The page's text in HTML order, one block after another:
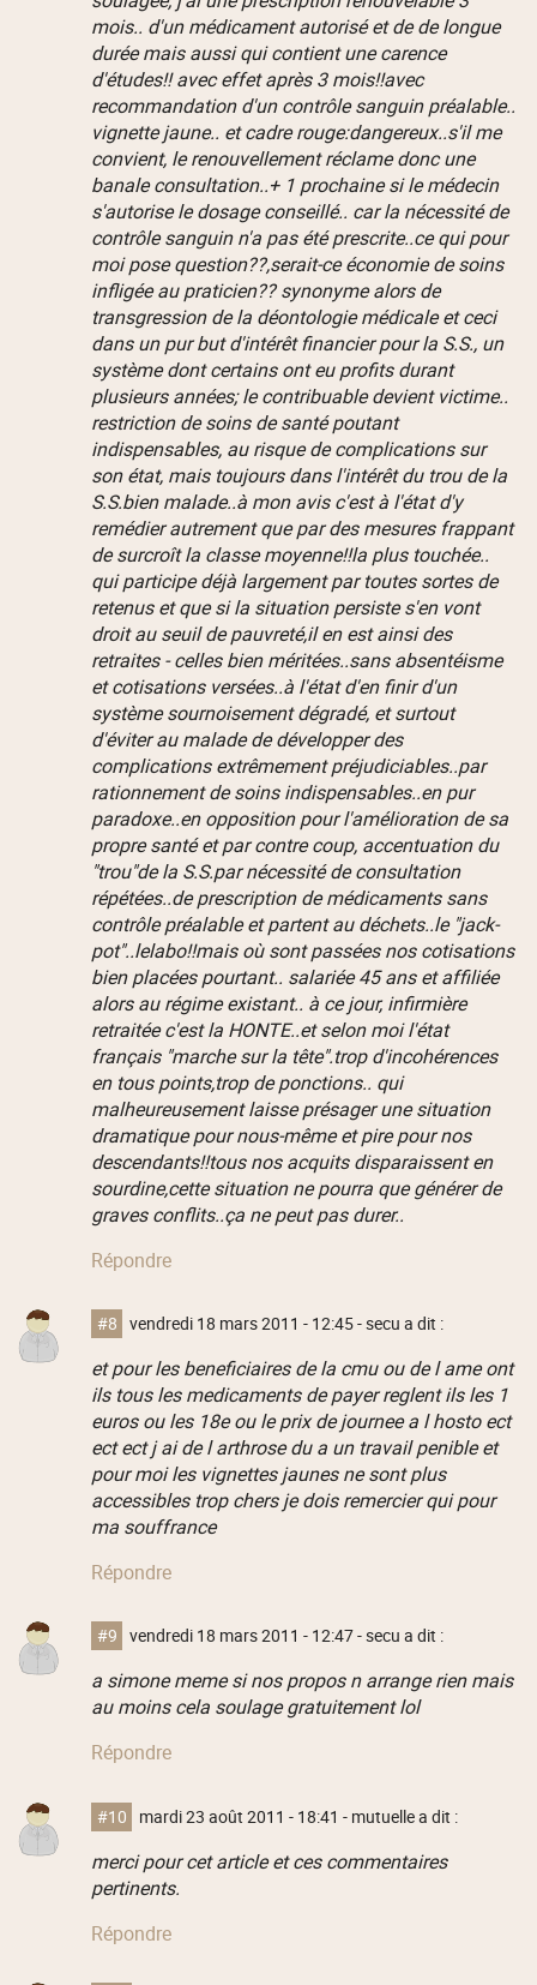
mois.. d'un médicament autorisé et de de longue
durée mais aussi qui contient une carence
d'études!! avec effet après 3 mois!!avec
recommandation d'un contrôle sanguin préalable..
vignette jaune.. et cadre rouge:dangereux..s'il me
convient, le renouvellement réclame donc une
banale consultation..+ 1 prochaine si le médecin
s'autorise le dosage conseillé.. car la nécessité de
contrôle sanguin n'a pas été prescrite..ce qui pour
moi pose question??,serait-ce économie de soins
infligée au praticien?? synonyme alors de
transgression de la déontologie médicale et ceci
dans un pur but d'intérêt financier pour la S.S., un
système dont certains ont eu profits durant
plusieurs années; le contribuable devient victime..
restriction de soins de santé poutant
indispensables, au risque de complications sur
son état, mais toujours dans l'intérêt du trou de la
S.S.bien malade..à mon avis c'est à l'état d'y
remédier autrement que par des mesures frappant
de surcroît la classe moyenne!!la plus touchée..
qui participe déjà largement par toutes sortes de
retenus et que si la situation persiste s'en vont
droit au seuil de pauvreté,il en est ainsi des
retraites - celles bien méritées..sans absentéisme
et cotisations versées..à l'état d'en finir d'un
système sournoisement dégradé, et surtout
d'éviter au malade de développer des
complications extrêmement préjudiciables..par
rationnement de soins indispensables..en pur
paradoxe..en opposition pour l'amélioration de sa
propre santé et par contre coup, accentuation du
"trou"de la S.S.par nécessité de consultation
répétées..de prescription de médicaments sans
contrôle préalable et partent au déchets..le "jack-
pot"..lelabo!!mais où sont passées nos cotisations
bien placées pourtant.. salariée 45 ans et affiliée
alors au régime existant.. à ce jour, infirmière
retraitée c'est la HONTE..et selon moi l'état
français "marche sur la tête".trop d'incohérences
en tous points,trop de ponctions.. qui
malheureusement laisse présager une situation
dramatique pour nous-même et pire pour nos
descendants!!tous nos acquits disparaissent en
sourdine,cette situation ne pourra que générer de
graves conflits..ça ne peut pas durer..
Répondre
#8 vendredi 18 mars 2011 - 12:45- secu a dit :
et pour les beneficiaires de la cmu ou de l ame ont
ils tous les medicaments de payer reglent ils les 1
euros ou les 18e ou le prix de journee a l hosto ect
ect ect j ai de l arthrose du a un travail penible et
pour moi les vignettes jaunes ne sont plus
accessibles trop chers je dois remercier qui pour
ma souffrance
Répondre
#9 vendredi 18 mars 2011 - 12:47- secu a dit :
a simone meme si nos propos n arrange rien mais
au moins cela soulage gratuitement lol
Répondre
#10 mardi 23 août 2011 - 18:41 - mutuelle a dit :
merci pour cet article et ces commentaires
pertinents.
Répondre